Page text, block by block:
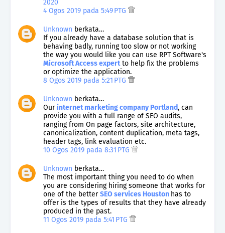
2020
4 Ogos 2019 pada 5:49 PTG
Unknown berkata…
If you already have a database solution that is
behaving badly, running too slow or not working
the way you would like you can use RPT Software's
Microsoft Access expertto help fix the problems
or optimize the application.
8 Ogos 2019 pada 5:21 PTG
Unknown berkata…
Ourinternet marketing company Portland, can
provide you with a full range of SEO audits,
ranging from On page factors, site architecture,
canonicalization, content duplication, meta tags,
header tags, link evaluation etc.
10 Ogos 2019 pada 8:31 PTG
Unknown berkata…
The most important thing you need to do when
you are considering hiring someone that works for
one of the betterSEO services Houston has to
offer is the types of results that they have already
produced in the past.
11 Ogos 2019 pada 5:41 PTG